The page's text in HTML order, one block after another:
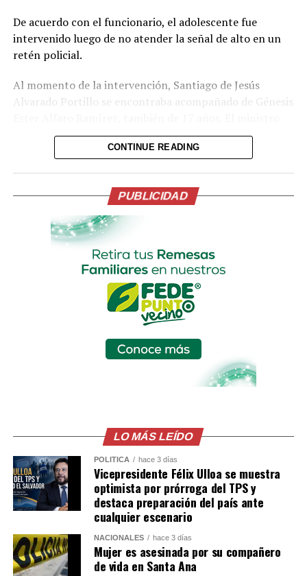
De acuerdo con el funcionario, el adolescente fue
intervenido luego de no atender la señal de alto en un
retén policial.
Al momento de la intervención, Santiago de Jesús
Alvarado Portillo se encontraba acompañado de Génesis
únicamente informó que ambos serán remitidos ante las
autoridades correspondientes para ser procesados.
capacidad para detectar e interrumpir a tiempo el
surgimiento de organizaciones emergentes que intenten
operar bajo nuevas denominaciones. Asimismo, aseguró
que no permitirán que se repliquen las prácticas
criminales del pasado y que cualquier célula que
pretenda operar bajo esos parámetros será
desmantelada y sus integrantes llevados ante la justicia.
X
CONTINUE READING
PUBLICIDAD
LO MÁS LEÍDO
POLÍTICA hace 3 días
Vicepresidente Félix Ulloa se muestra
optimista por prórroga del TPS y
destaca preparación del país ante
cualquier escenario
NACIONALES hace 3 días
Mujer es asesinada por su compañero
de vida en Santa Ana